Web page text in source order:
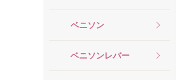
ベニソン
ベニソンレバー